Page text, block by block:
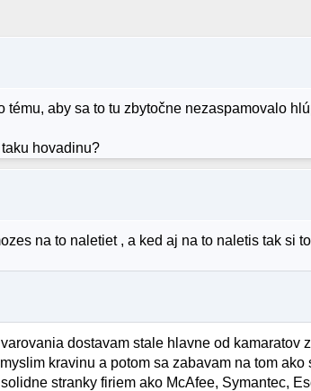
tému, aby sa to tu zbytočne nezaspamovalo
hovadinu?
na to naletiet , a ked aj na to naletis tak si
dostavam stale hlavne od kamaratov
kravinu a potom sa zabavam na tom
stranky firiem ako McAfee, Symantec,